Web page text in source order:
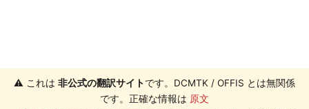
⚠️ これは 非公式の翻訳サイトです。DCMTK / OFFIS とは無関係
です。正確な情報は 原文